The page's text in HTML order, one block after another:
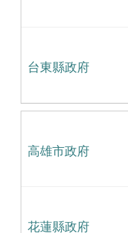
台東縣政府
高雄市政府
花蓮縣政府